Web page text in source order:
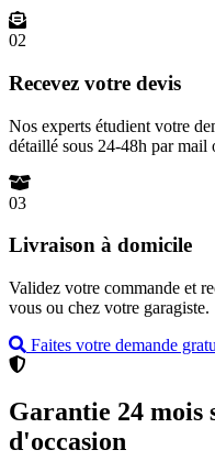
02
Recevez votre devis
Nos experts étudient votre
détaillé sous 24-48h par mail
03
Livraison à domicile
Validez votre commande et
vous ou chez votre garagiste.
Faites votre demande
Garantie 24
d'occasion